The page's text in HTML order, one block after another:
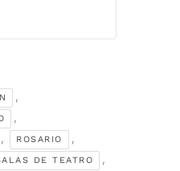
,
,
, ROSARIO ,
DE TEATRO ,